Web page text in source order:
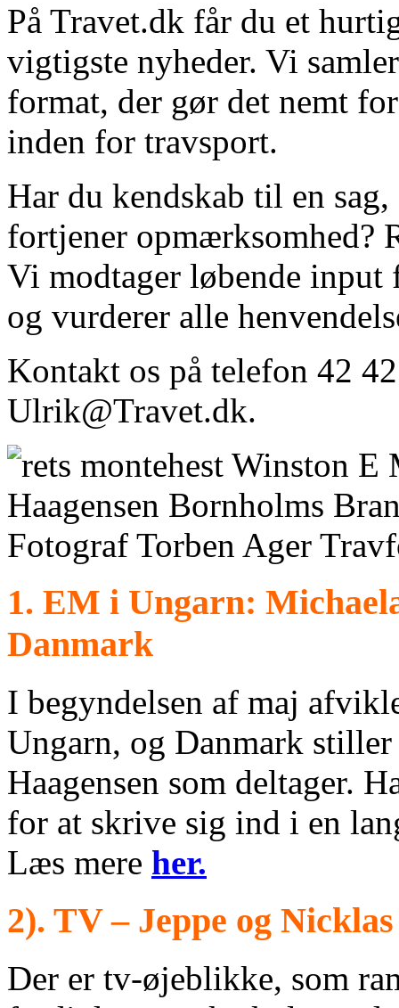
På Travet.dk får du et
vigtigste nyheder. Vi
format, der gør det nemt
inden for travsport.
Har du kendskab til en
fortjener opmærksomhed?
Vi modtager løbende input
og vurderer alle
Kontakt os på telefon 42
Ulrik@Travet.dk.
1. EM i Ungarn:
Danmark
I begyndelsen af maj
Ungarn, og Danmark
Haagensen som deltager.
for at skrive sig ind i en
Læs mere her.
2). TV – Jeppe og
Der er tv‑øjeblikke, som